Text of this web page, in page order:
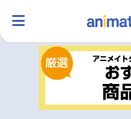
ランキング